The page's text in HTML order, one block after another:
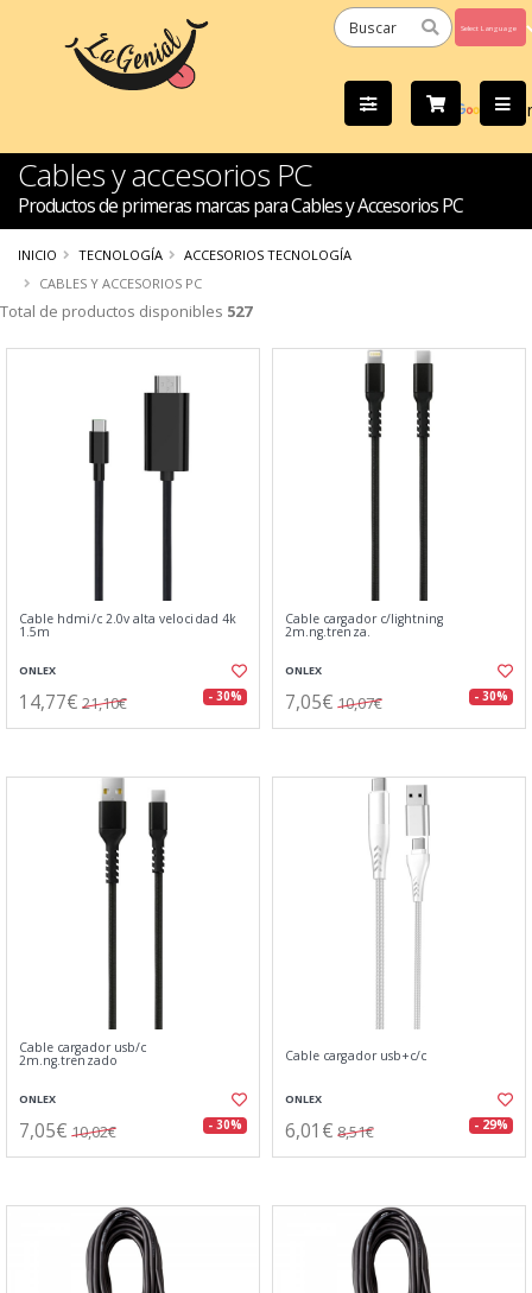
by
Cables y accesorios PC
Productos de primeras marcas para Cables y Accesorios PC
INICIO TECNOLOGÍA
ACCESORIOS TECNOLOGÍA
CABLES Y ACCESORIOS PC
Total de productos disponibles 527
Cable hdmi/c 2.0v alta velocidad 4k
1.5m
ONLEX
14,77€ 21,10€ - 30%
Cable cargador c/lightning
2m.ng.trenza.
ONLEX
7,05€ 10,07€ - 30%
Cable cargador usb/c
2m.ng.trenzado
ONLEX
7,05€ 10,02€ - 30%
Cable cargador usb+c/c
ONLEX
6,01€ 8,51€ - 29%